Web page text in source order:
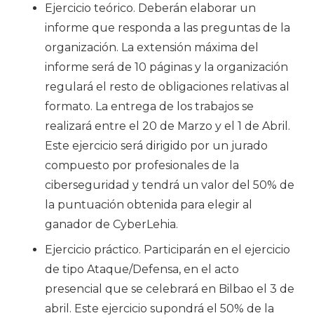
Ejercicio teórico. Deberán elaborar un
informe que responda a las preguntas de la
organización. La extensión máxima del
informe será de 10 páginas y la organización
regulará el resto de obligaciones relativas al
formato. La entrega de los trabajos se
realizará entre el 20 de Marzo y el 1 de Abril.
Este ejercicio será dirigido por un jurado
compuesto por profesionales de la
ciberseguridad y tendrá un valor del 50% de
la puntuación obtenida para elegir al
ganador de CyberLehia.
Ejercicio práctico. Participarán en el ejercicio
de tipo Ataque/Defensa, en el acto
presencial que se celebrará en Bilbao el 3 de
abril. Este ejercicio supondrá el 50% de la